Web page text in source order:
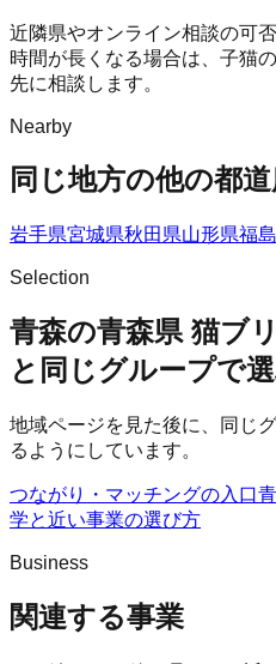
近隣県やオンライン相談の可
時間が長くなる場合は、子猫
先に相談します。
Nearby
同じ地方の他の都
岩手県宮城県秋田県山形県福
Selection
青森の青森県 猫ブ
と同じグループで
地域ページを見た後に、同じ
るようにしています。
つながり・マッチングの入口
学と近い事業の選び方
Business
関連する事業